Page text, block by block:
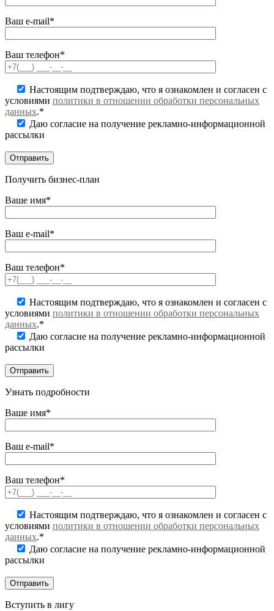
Ваш e-mail*
Ваш телефон*
Настоящим подтверждаю, что я ознакомлен и согласен с
условиями политики в отношении обработки персональных
данных.*
Даю согласие на получение рекламно-информационной
рассылки
Получить бизнес-план
Ваше имя*
Ваш e-mail*
Ваш телефон*
Настоящим подтверждаю, что я ознакомлен и согласен с
условиями политики в отношении обработки персональных
данных.*
Даю согласие на получение рекламно-информационной
рассылки
Узнать подробности
Ваше имя*
Ваш e-mail*
Ваш телефон*
Настоящим подтверждаю, что я ознакомлен и согласен с
условиями политики в отношении обработки персональных
данных.*
Даю согласие на получение рекламно-информационной
рассылки
Вступить в лигу